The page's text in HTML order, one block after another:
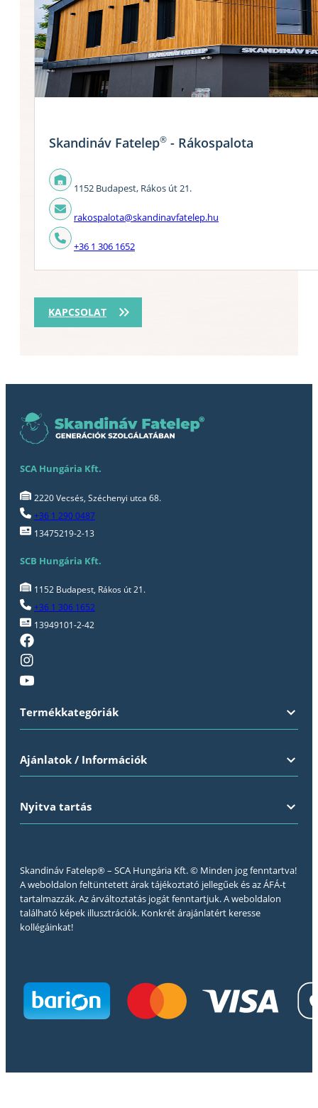
KAPCSOLAT
Skandináv Fatelep® - Rákospalota
1152 Budapest, Rákos út 21.
rakospalota@skandinavfatelep.hu
+36 1 306 1652
SCA Hungária Kft.
2220 Vecsés, Széchenyi utca 68.
+36 1 290 0487
13475219-2-13
SCB Hungária Kft.
1152 Budapest, Rákos út 21.
+36 1 306 1652
13949101-2-42
Termékkategóriák
Ajánlatok / Információk
Nyitva tartás
Skandináv Fatelep® – SCA Hungária Kft. © Minden jog fenntartva!
A weboldalon feltüntetett árak tájékoztató jellegűek és az ÁFÁ-t
tartalmazzák. Az árváltoztatás jogát fenntartjuk. A weboldalon
található képek illusztrációk. Konkrét árajánlatért keresse
kollégáinkat!